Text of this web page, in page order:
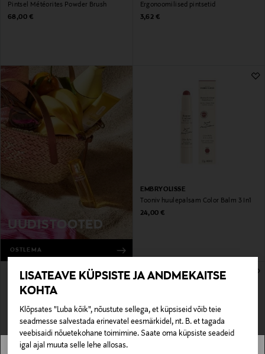
LISATEAVE KÜPSISTE JA ANDMEKAITSE
KOHTA
Klõpsates "Luba kõik", nõustute sellega, et küpsiseid võib teie
seadmesse salvestada erinevatel eesmärkidel, nt. B. et tagada
veebisaidi nõuetekohane toimimine. Saate oma küpsiste seadeid
igal ajal muuta selle lehe allosas.
Pintsel Météorites Powder Brush
Original Price
68,00 €
Ergonoomilised pintsetid
Original Price
3,62 €
UUDISTOOTED
OSTLEMA
EMBRYOLISSE
Tooniv huulepalsam Color Balm 3 In1
Original Price
24,00 €